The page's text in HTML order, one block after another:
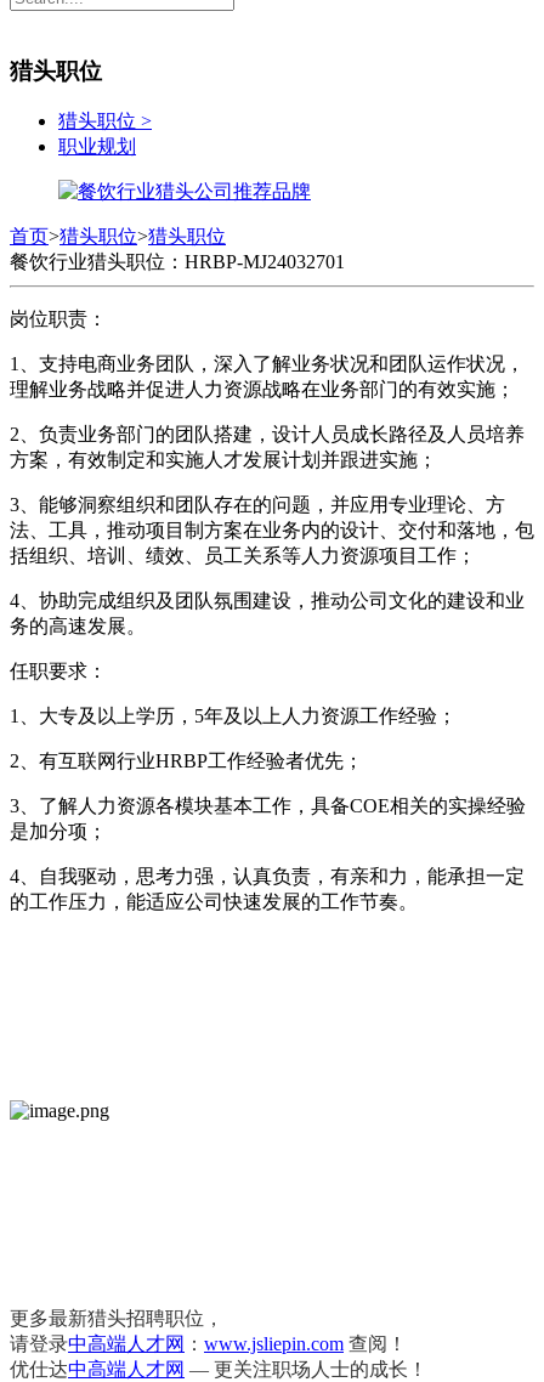
猎头职位
猎头职位 >
职业规划
首页>猎头职位>猎头职位
餐饮行业猎头职位：HRBP-MJ24032701
岗位职责：
1、支持电商业务团队，深入了解业务状况和团队运作状况，
理解业务战略并促进人力资源战略在业务部门的有效实施；
2、负责业务部门的团队搭建，设计人员成长路径及人员培养
方案，有效制定和实施人才发展计划并跟进实施；
3、能够洞察组织和团队存在的问题，并应用专业理论、方
法、工具，推动项目制方案在业务内的设计、交付和落地，包
括组织、培训、绩效、员工关系等人力资源项目工作；
4、协助完成组织及团队氛围建设，推动公司文化的建设和业
务的高速发展。
任职要求：
1、大专及以上学历，5年及以上人力资源工作经验；
2、有互联网行业HRBP工作经验者优先；
3、了解人力资源各模块基本工作，具备COE相关的实操经验
是加分项；
4、自我驱动，思考力强，认真负责，有亲和力，能承担一定
的工作压力，能适应公司快速发展的工作节奏。
更多最新猎头招聘职位，
请登录中高端人才网 ： www.jsliepin.com 查阅！
优仕达中高端人才网 — 更关注职场人士的成长！